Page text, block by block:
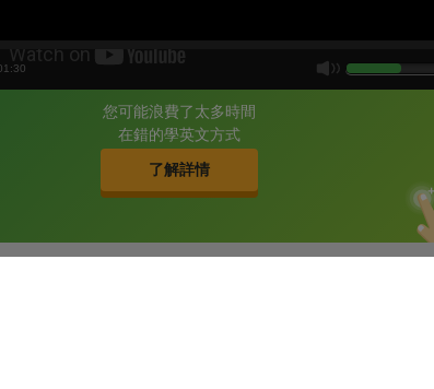
子，想到什麼就一定要馬上去做，卻時常被訓斥
的特質可能會是成功的關鍵！歐洲運動廠牌
Linsay Vonn 代言，娓娓道來她是如何從玩遊